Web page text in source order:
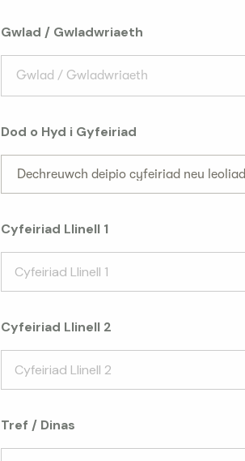
Gwlad / Gwladwriaeth
Gwlad / Gwladwriaeth
Dod o Hyd i Gyfeiriad
Dechreuwch deipio cyfeiriad neu leoliad
Cyfeiriad Llinell 1
Cyfeiriad Llinell 2
Tref / Dinas